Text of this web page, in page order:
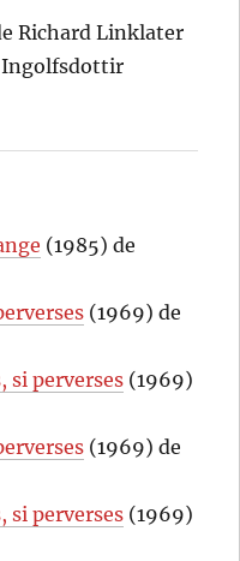
Richard Linklater
Ingolfsdottir
(1985) de
(1969) de
si perverses (1969)
(1969) de
si perverses (1969)